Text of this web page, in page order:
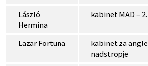
László
Hermina
kabinet MAD –
Lazar Fortuna
kabinet za
nadstropje